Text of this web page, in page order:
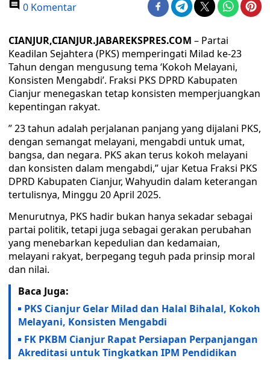
0 Komentar
CIANJUR,CIANJUR.JABAREKSPRES.COM – Partai
Keadilan Sejahtera (PKS) memperingati Milad ke-23
Tahun dengan mengusung tema ‘Kokoh Melayani,
Konsisten Mengabdi’. Fraksi PKS DPRD Kabupaten
Cianjur menegaskan tetap konsisten memperjuangkan
kepentingan rakyat.
” 23 tahun adalah perjalanan panjang yang dijalani PKS,
dengan semangat melayani, mengabdi untuk umat,
bangsa, dan negara. PKS akan terus kokoh melayani
dan konsisten dalam mengabdi,” ujar Ketua Fraksi PKS
DPRD Kabupaten Cianjur, Wahyudin dalam keterangan
tertulisnya, Minggu 20 April 2025.
Menurutnya, PKS hadir bukan hanya sekadar sebagai
partai politik, tetapi juga sebagai gerakan perubahan
yang menebarkan kepedulian dan kedamaian,
melayani rakyat, berpegang teguh pada prinsip moral
dan nilai.
Baca Juga:
PKS Cianjur Gelar Milad dan Halal Bihalal, Kokoh
Melayani, Konsisten Mengabdi
FK PKBM Cianjur Rapat Persiapan Perpanjangan
Akreditasi untuk Tingkatkan IPM Pendidikan